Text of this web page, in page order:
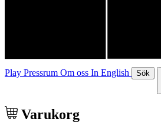
Play Pressrum Om oss In English Sök
Varukorg